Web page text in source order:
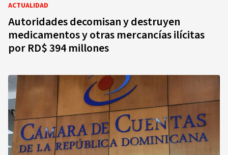
ACTUALIDAD
Autoridades decomisan y destruyen
medicamentos y otras mercancías ilícitas
por RD$ 394 millones